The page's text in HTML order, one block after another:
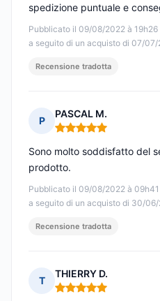
Pubblicato il 09/08/2022 à 19h26
a seguito di un acquisto di 07/
spedizione puntuale e
Recensione tradotta
P
PASCAL M.
Nota: 5 su 5
Pubblicato il 09/08/2022 à 09h41
a seguito di un acquisto di 30/
Sono molto soddisfatto del
prodotto.
Recensione tradotta
T
THIERRY D.
Nota: 5 su 5